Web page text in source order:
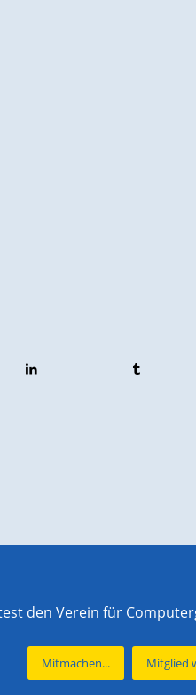
den Verein für
Mitmachen... Mitglied